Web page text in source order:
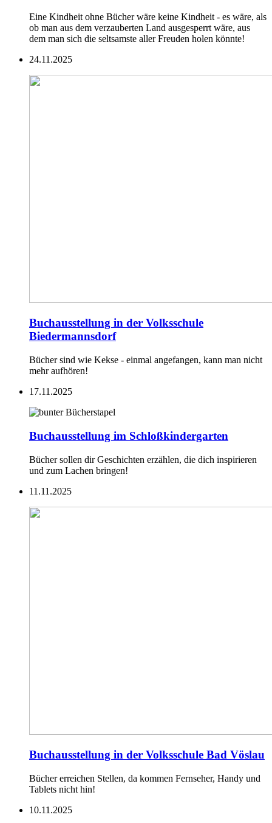
Eine Kindheit ohne Bücher wäre keine Kindheit - es wäre, als
ob man aus dem verzauberten Land ausgesperrt wäre, aus
dem man sich die seltsamste aller Freuden holen könnte!
24.11.2025
Buchausstellung in der Volksschule
Biedermannsdorf
Bücher sind wie Kekse - einmal angefangen, kann man nicht
mehr aufhören!
17.11.2025
Buchausstellung im Schloßkindergarten
Bücher sollen dir Geschichten erzählen, die dich inspirieren
und zum Lachen bringen!
11.11.2025
Buchausstellung in der Volksschule Bad Vöslau
Bücher erreichen Stellen, da kommen Fernseher, Handy und
Tablets nicht hin!
10.11.2025